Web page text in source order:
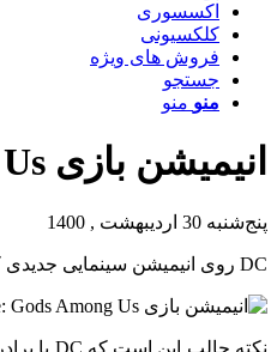
اکسسوری
کلکسیونی
فروش های ویژه
جستجو
منو منو
انیمیشن بازی Injustice: Gods Among Us بزودی اکران می شود
پنج‌شنبه 30 اردیبهشت , 1400
DC روی انیمیشن سینمایی جدیدی کار می‌کند و قصد ساخت اقتباسی از بازی بسیار محبوب Injustice: Gods Among Us را دارد.